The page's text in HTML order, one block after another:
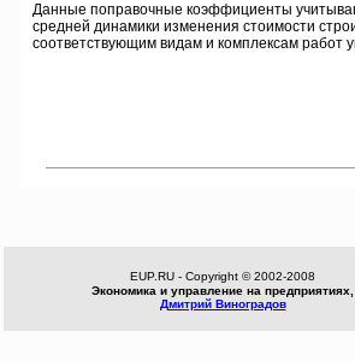
Данные поправочные коэффициенты
средней динамики изменения стоимости
соответствующим видам и комплексам
EUP.RU - Copyright © 2002-2008
Экономика и управление на предприятиях,
Дмитрий Виноградов